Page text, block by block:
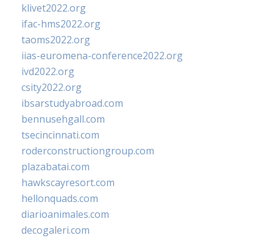
klivet2022.org
ifac-hms2022.org
taoms2022.org
iias-euromena-conference2022.org
ivd2022.org
csity2022.org
ibsarstudyabroad.com
bennusehgall.com
tsecincinnati.com
roderconstructiongroup.com
plazabatai.com
hawkscayresort.com
hellonquads.com
diarioanimales.com
decogaleri.com